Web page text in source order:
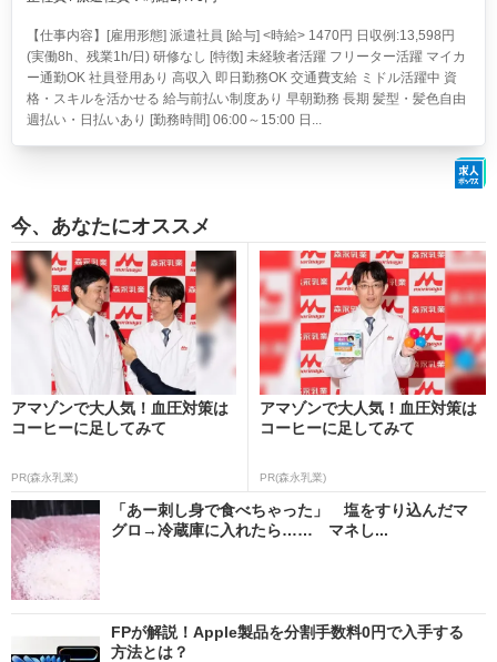
【仕事内容】[雇用形態] 派遣社員 [給与] <時給> 1470円 日収例:13,598円
(実働8h、残業1h/日) 研修なし [特徴] 未経験者活躍 フリーター活躍 マイカ
ー通勤OK 社員登用あり 高収入 即日勤務OK 交通費支給 ミドル活躍中 資
格・スキルを活かせる 給与前払い制度あり 早朝勤務 長期 髪型・髪色自由
週払い・日払いあり [勤務時間] 06:00～15:00 日...
今、あなたにオススメ
アマゾンで大人気！血圧対策は
コーヒーに足してみて
PR(森永乳業)
アマゾンで大人気！血圧対策は
コーヒーに足してみて
PR(森永乳業)
「あー刺し身で食べちゃった」 塩をすり込んだマ
グロ→冷蔵庫に入れたら…… マネし...
FPが解説！Apple製品を分割手数料0円で入手する
方法とは？